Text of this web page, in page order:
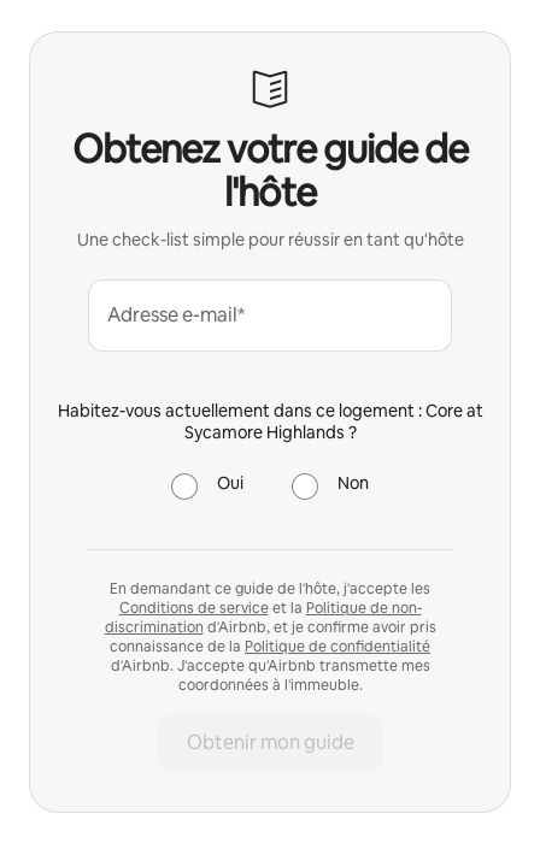
Obtenez votre guide de
l'hôte
Une check-list simple pour réussir en tant qu'hôte
Adresse e-mail*
Habitez-vous actuellement dans ce logement : Core at
Sycamore Highlands ?
Oui Non
En demandant ce guide de l'hôte, j'accepte les
Conditions de serviceet la Politique de non-
discrimination d'Airbnb, et je confirme avoir pris
connaissance de la Politique de confidentialité
d'Airbnb. J'accepte qu'Airbnb transmette mes
coordonnées à l'immeuble.
Obtenir mon guide